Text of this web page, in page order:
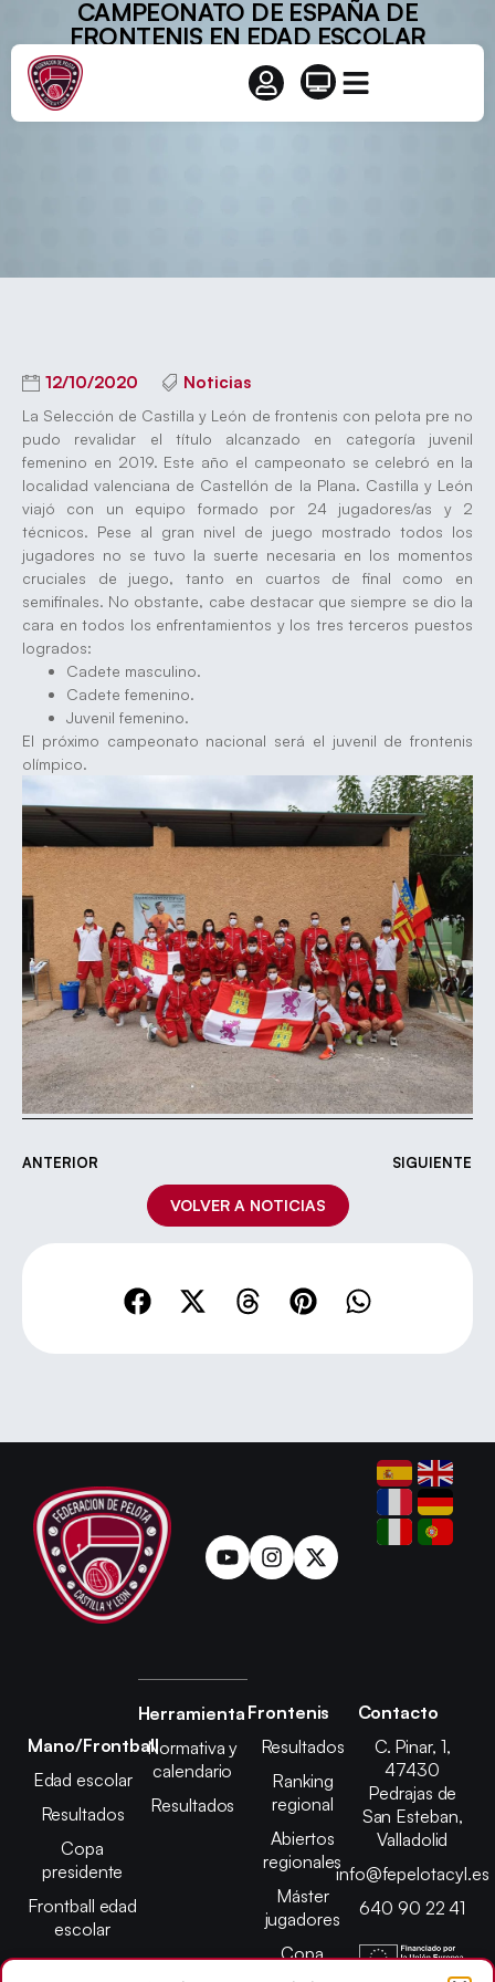
CAMPEONATO DE ESPAÑA DE
FRONTENIS EN EDAD ESCOLAR
12/10/2020 Noticias
La Selección de Castilla y León de frontenis con pelota pre no
pudo revalidar el título alcanzado en categoría juvenil
femenino en 2019. Este año el campeonato se celebró en la
localidad valenciana de Castellón de la Plana. Castilla y León
viajó con un equipo formado por 24 jugadores/as y 2
técnicos. Pese al gran nivel de juego mostrado todos los
jugadores no se tuvo la suerte necesaria en los momentos
cruciales de juego, tanto en cuartos de final como en
semifinales. No obstante, cabe destacar que siempre se dio la
cara en todos los enfrentamientos y los tres terceros puestos
logrados:
Cadete masculino.
Cadete femenino.
Juvenil femenino.
El próximo campeonato nacional será el juvenil de frontenis
olímpico.
ANTERIOR SIGUIENTE
VOLVER A NOTICIAS
Mano/Frontball
Edad escolar
Resultados
Copa
presidente
Frontball edad
escolar
Herramienta
Normativa y
calendario
Resultados
Frontenis
Resultados
Ranking
regional
Abiertos
regionales
Máster
jugadores
Copa
presidente
Contacto
C. Pinar, 1,
47430
Pedrajas de
San Esteban,
Valladolid
info@fepelotacyl.es
640 90 22 41